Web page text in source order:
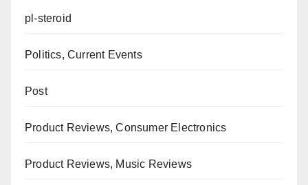
pl-steroid
Politics, Current Events
Post
Product Reviews, Consumer Electronics
Product Reviews, Music Reviews